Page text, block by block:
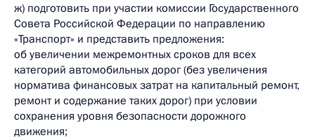
ж) подготовить при участии комиссии Государственного
Совета Российской Федерации по направлению
«Транспорт» и представить предложения:
об увеличении межремонтных сроков для всех
категорий автомобильных дорог (без увеличения
норматива финансовых затрат на капитальный ремонт,
ремонт и содержание таких дорог) при условии
сохранения уровня безопасности дорожного
движения;